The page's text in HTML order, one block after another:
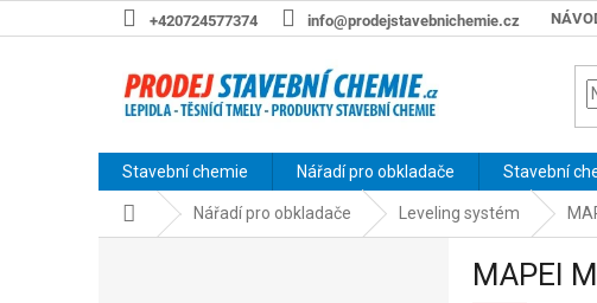
na
+420724577374 info@prodejstavebnichemie.cz
Stavební chemie Nářadí pro obkladače Stavební
Domů Nářadí pro obkladače Leveling systém
MAPEI